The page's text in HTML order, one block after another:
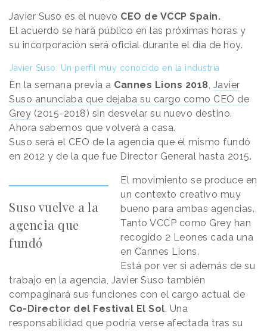
Javier Suso es el nuevo CEO de VCCP Spain.
El acuerdo se hará público en las próximas horas y
su incorporación será oficial durante el día de hoy.
Javier Suso: Un perfil muy conocido en la industria
En la semana previa a Cannes Lions 2018, Javier
Suso anunciaba que dejaba su cargo como CEO de
Grey (2015-2018) sin desvelar su nuevo destino.
Ahora sabemos que volverá a casa.
Suso será el CEO de la agencia que él mismo fundó
en 2012 y de la que fue Director General hasta 2015.
Suso vuelve a la
agencia que
fundó
El movimiento se produce en
un contexto creativo muy
bueno para ambas agencias.
Tanto VCCP como Grey han
recogido 2 Leones cada una
en Cannes Lions.
Está por ver si además de su
trabajo en la agencia, Javier Suso también
compaginará sus funciones con el cargo actual de
Co-Director del Festival El Sol. Una
responsabilidad que podría verse afectada tras su